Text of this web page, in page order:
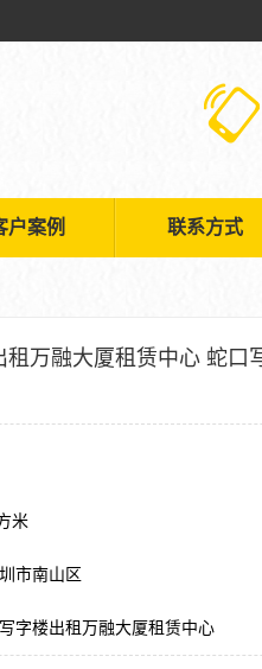
户案例 联系方式
租万融大厦租赁中心 蛇口
米
市南山区
字楼出租万融大厦租赁中心